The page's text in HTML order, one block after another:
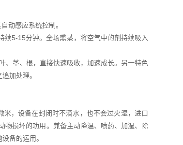
动感应系统控制。
5-15分钟。全场熏蒸，将空气中的剂持续吸入
茎、根，直接快速吸收，加速成长。另一特色
加处理。
，设备在封闭时不滴水，也不会过火湿，进口
物损坏的功用。兼备主动降温、喷药、加湿、除
备的运用。